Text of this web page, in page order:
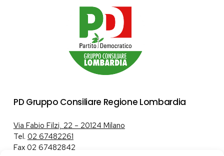
PD Gruppo Consiliare Regione Lombardia
Via Fabio Filzi, 22 – 20124 Milano
Tel. 02 67482261
Fax 02 67482842